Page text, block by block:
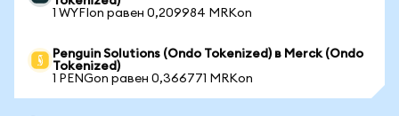
1 WYFIon равен 0,209984 MRKon
Penguin Solutions (Ondo Tokenized) в Merck (Ondo
Tokenized)
1 PENGon равен 0,366771 MRKon